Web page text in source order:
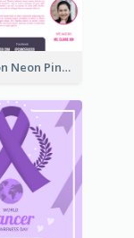
Profession Neon Pink Flyer Ribbon Design Template